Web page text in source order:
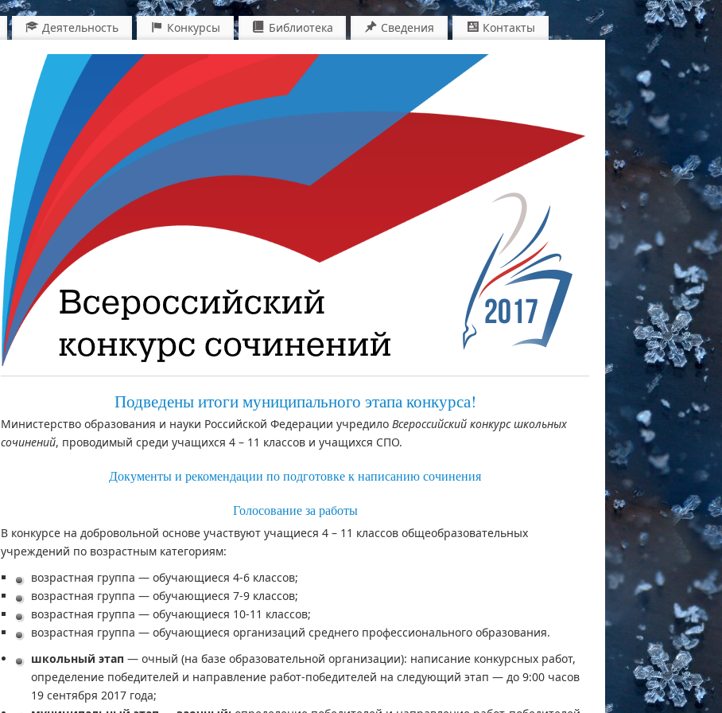
Деятельность Конкурсы Библиотека Сведения Контакты
Подведены итоги муниципального этапа конкурса!
Министерство образования и науки Российской Федерации учредило Всероссийский конкурс школьных
сочинений, проводимый среди учащихся 4 – 11 классов и учащихся СПО.
Документы и рекомендации по подготовке к написанию сочинения
Голосование за работы
В конкурсе на добровольной основе участвуют учащиеся 4 – 11 классов общеобразовательных
учреждений по возрастным категориям:
возрастная группа — обучающиеся 4-6 классов;
возрастная группа — обучающиеся 7-9 классов;
возрастная группа — обучающиеся 10-11 классов;
возрастная группа — обучающиеся организаций среднего профессионального образования.
школьный этап — очный (на базе образовательной организации): написание конкурсных работ,
определение победителей и направление работ-победителей на следующий этап — до 9:00 часов
19 сентября 2017 года;